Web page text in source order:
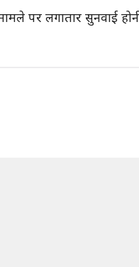
पर लगातार सुनवाई